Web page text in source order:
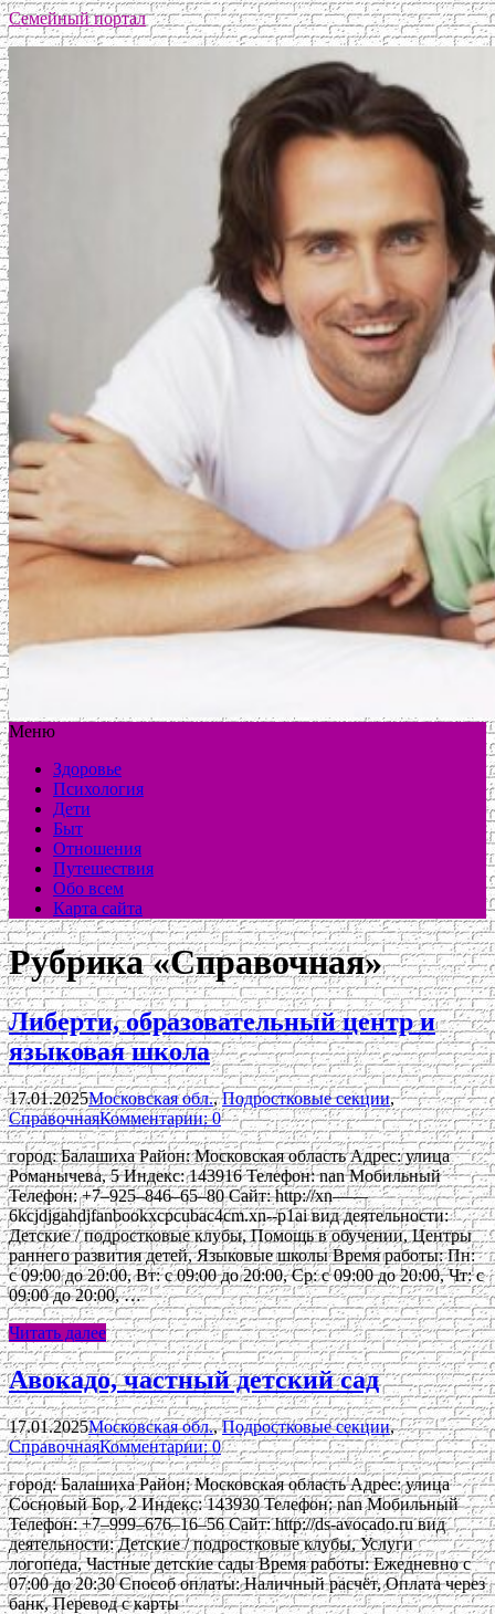
Семейный портал
Меню
Здоровье
Психология
Дети
Быт
Отношения
Путешествия
Обо всем
Карта сайта
Рубрика «Справочная»
Либерти, образовательный центр и
языковая школа
17.01.2025Московская обл.,Подростковые секции,
СправочнаяКомментарии: 0
город: Балашиха Район: Московская область Адрес: улица
Романычева, 5 Индекс: 143916 Телефон: nan Мобильный
Телефон: +7‒925‒846‒65‒80 Сайт: http://xn——
6kcjdjgahdjfanbookxcpcubac4cm.xn--p1ai вид деятельности:
Детские / подростковые клубы, Помощь в обучении, Центры
раннего развития детей, Языковые школы Время работы: Пн:
с 09:00 до 20:00, Вт: с 09:00 до 20:00, Ср: с 09:00 до 20:00, Чт: с
09:00 до 20:00, …
Читать далее
Авокадо, частный детский сад
17.01.2025Московская обл.,Подростковые секции,
СправочнаяКомментарии: 0
город: Балашиха Район: Московская область Адрес: улица
Сосновый Бор, 2 Индекс: 143930 Телефон: nan Мобильный
Телефон: +7‒999‒676‒16‒56 Сайт: http://ds-avocado.ru вид
деятельности: Детские / подростковые клубы, Услуги
логопеда, Частные детские сады Время работы: Ежедневно с
07:00 до 20:30 Способ оплаты: Наличный расчёт, Оплата через
банк, Перевод с карты